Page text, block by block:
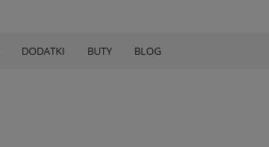
DODATKI BUTY BLOG